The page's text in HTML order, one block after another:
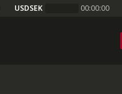
USDSEK 00:00:00